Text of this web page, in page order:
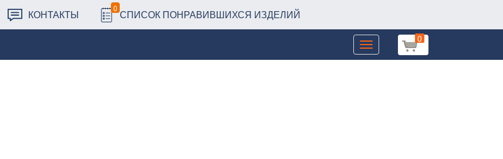
КОНТАКТЫ 0 СПИСОК ПОНРАВИВШИХСЯ ИЗДЕЛИЙ
0
Toggle
navigation